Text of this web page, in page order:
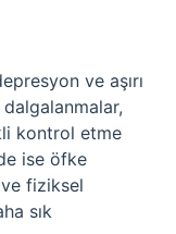
ve aşırı
kontrol etme
ise öfke
fiziksel
sık